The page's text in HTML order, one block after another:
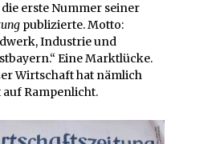
die erste Nummer seiner
publizierte. Motto:
Industrie und
Eine Marktlücke.
Wirtschaft hat nämlich
auf Rampenlicht.